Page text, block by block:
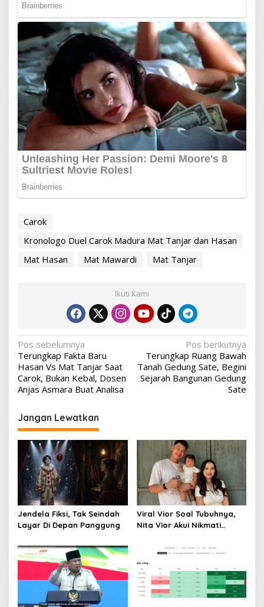
Carok
Kronologo Duel Carok Madura Mat Tanjar dan Hasan
Mat Hasan
Mat Mawardi Mat Tanjar
Ikuti Kami
Navigasi
pos
Pos sebelumnya
Terungkap Fakta Baru
Hasan Vs Mat Tanjar Saat
Carok, Bukan Kebal, Dosen
Anjas Asmara Buat Analisa
Pos berikutnya
Terungkap Ruang Bawah
Tanah Gedung Sate, Begini
Sejarah Bangunan Gedung
Sate
Jangan Lewatkan
Jendela Fiksi, Tak Seindah
Layar Di Depan Panggung
Viral Vior Soal Tubuhnya,
Nita Vior Akui Nikmati